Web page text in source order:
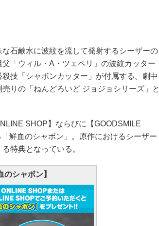
石鹸水に波紋を流して発射するシーザーの
「ウィル・A・ツェペリ」の波紋カッター
技「シャボンカッター」が付属する。劇中
りの「ねんどろいど ジョジョシリーズ」と
SHOP】ならびに【GOODSMILE
鮮血のシャボン」。原作におけるシーザー
特典となっている。
のシャボン】